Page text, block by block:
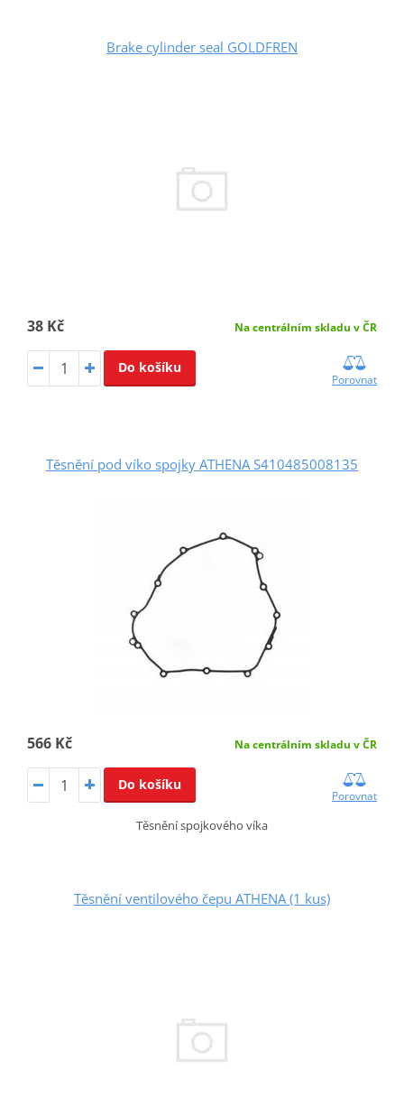
Brake cylinder seal GOLDFREN
38 Kč Na centrálním skladu v ČR
Do košíku
Porovnat
Těsnění pod víko spojky ATHENA S410485008135
566 Kč Na centrálním skladu v ČR
Do košíku
Porovnat
Těsnění spojkového víka
Těsnění ventilového čepu ATHENA (1 kus)